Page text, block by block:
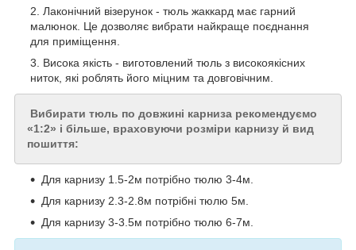
Лаконічний візерунок - тюль жаккард має гарний
малюнок. Це дозволяє вибрати найкраще поєднання
для приміщення.
Висока якість - виготовлений тюль з високоякісних
ниток, які роблять його міцним та довговічним.
Вибирати тюль по довжині карниза рекомендуємо
«1:2» і більше, враховуючи розміри карнизу й вид
пошиття:
Для карнизу 1.5-2м потрібно тюлю 3-4м.
Для карнизу 2.3-2.8м потрібні тюлю 5м.
Для карнизу 3-3.5м потрібно тюлю 6-7м.